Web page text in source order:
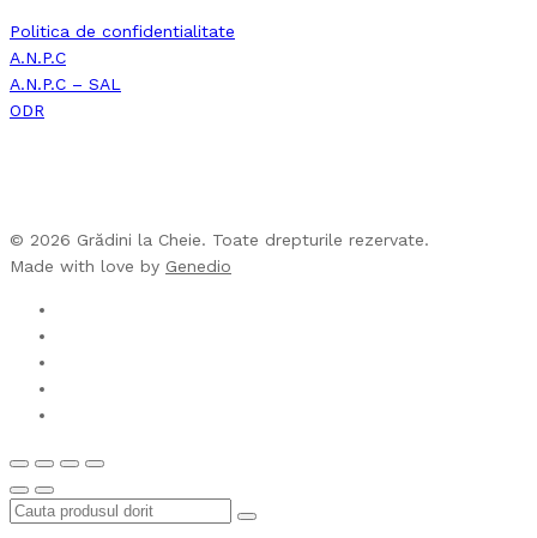
Politica de confidentialitate
A.N.P.C
A.N.P.C – SAL
ODR
© 2026 Grădini la Cheie. Toate drepturile rezervate.
Made with love by Genedio